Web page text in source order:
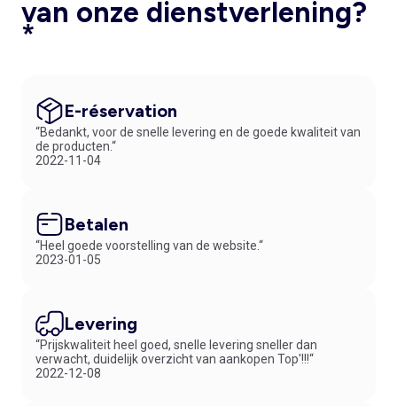
van onze dienstverlening?
*
E-réservation
“Bedankt, voor de snelle levering en de goede kwaliteit van
de producten.“
2022-11-04
Betalen
“Heel goede voorstelling van de website.“
2023-01-05
Levering
“Prijskwaliteit heel goed, snelle levering sneller dan
verwacht, duidelijk overzicht van aankopen Top'!!!“
2022-12-08